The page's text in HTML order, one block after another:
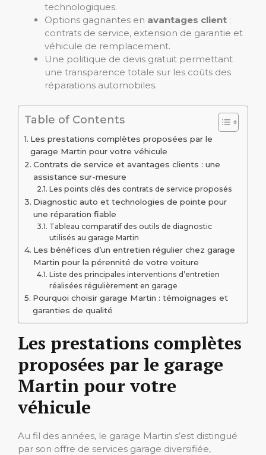
technologiques.
Options gagnantes en avantages client :
contrats de service, extension de garantie et
véhicule de remplacement.
Une politique de devis gratuit permettant
une transparence totale sur les coûts des
réparations automobiles.
Table of Contents
Les prestations complètes proposées par le
garage Martin pour votre véhicule
Contrats de service et avantages clients : une
assistance sur-mesure
Les points clés des contrats de service proposés
Diagnostic auto et technologies de pointe pour
une réparation fiable
Tableau comparatif des outils de diagnostic
utilisés au garage Martin
Les bénéfices d’un entretien régulier chez garage
Martin pour la pérennité de votre voiture
Liste des principales interventions d’entretien
réalisées régulièrement en garage
Pourquoi choisir garage Martin : témoignages et
garanties de qualité
Les prestations complètes
proposées par le garage
Martin pour votre
véhicule
Au fil des années, le garage Martin s’est distingué
par son offre de services garage diversifiée,